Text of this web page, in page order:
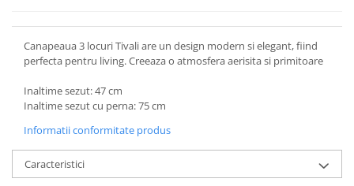
Canapeaua 3 locuri Tivali are un design modern si elegant, fiind
perfecta pentru living. Creeaza o atmosfera aerisita si primitoare
Inaltime sezut: 47 cm
Inaltime sezut cu perna: 75 cm
Informatii conformitate produs
Caracteristici